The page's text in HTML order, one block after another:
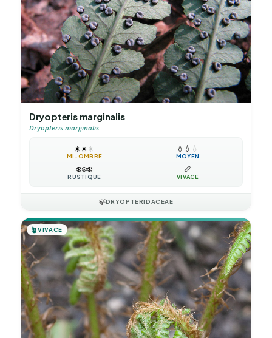
Dryopteris marginalis
Dryopteris marginalis
☀️☀️☀️
MI-OMBRE
💧 💧 💧
MOYEN
❄️❄️❄️
RUSTIQUE
📏
VIVACE
🍃DRYOPTERIDACEAE
🪴VIVACE